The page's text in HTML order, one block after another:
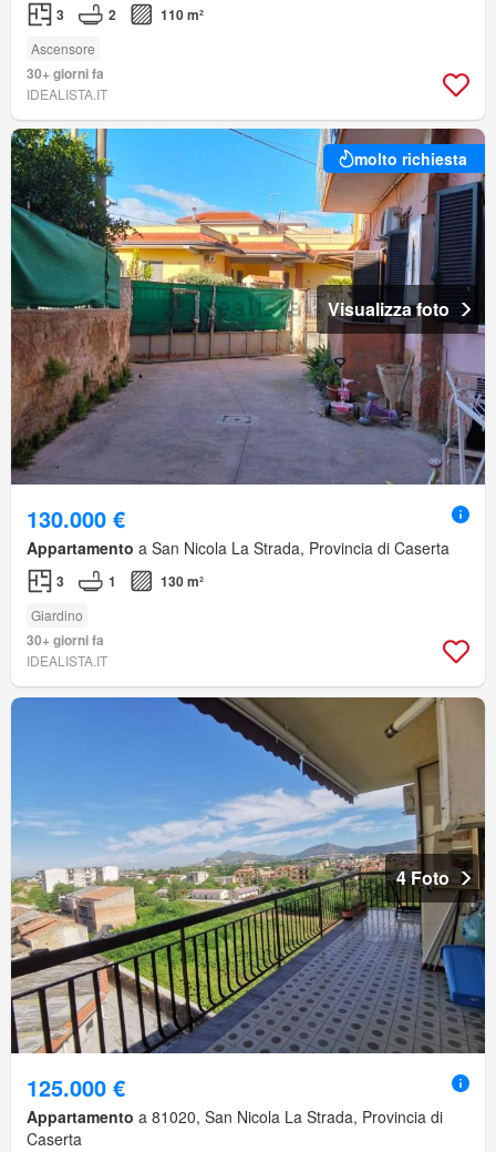
3 2 110 m²
Ascensore
30+ giorni fa
IDEALISTA.IT
molto richiesta
Visualizza foto
130.000 €
Appartamento a San Nicola La Strada, Provincia di Caserta
3 1 130 m²
Giardino
30+ giorni fa
IDEALISTA.IT
4 Foto
125.000 €
Appartamento a 81020, San Nicola La Strada, Provincia di
Caserta